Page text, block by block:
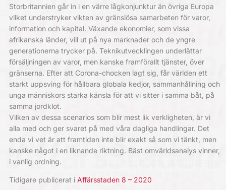
Storbritannien går in i en värre lågkonjunktur än övriga Europa
vilket understryker vikten av gränslösa samarbeten för varor,
information och kapital. Växande ekonomier, som vissa
afrikanska länder, vill ut på nya marknader och de yngre
generationerna trycker på. Teknikutvecklingen underlättar
försäljningen av varor, men kanske framförallt tjänster, över
gränserna. Efter att Corona-chocken lagt sig, får världen ett
starkt uppsving för hållbara globala kedjor, sammanhållning och
unga människors starka känsla för att vi sitter i samma båt, på
samma jordklot.
Vilken av dessa scenarios som blir mest lik verkligheten, är vi
alla med och ger svaret på med våra dagliga handlingar. Det
enda vi vet är att framtiden inte blir exakt så som vi tänkt, men
kanske något i en liknande riktning. Bäst omvärldsanalys vinner,
i vanlig ordning.
Tidigare publicerat i Affärsstaden 8 – 2020